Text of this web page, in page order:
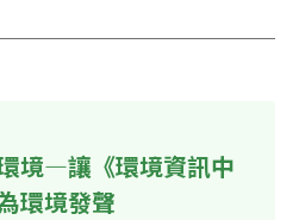
境—讓《環境資訊中
環境發聲